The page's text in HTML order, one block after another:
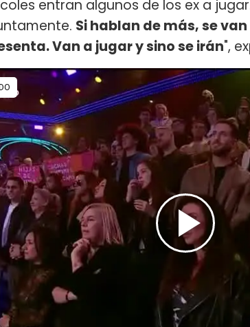
entran algunos de los ex a
Si hablan de más, se
Van a jugar y sino se irán",